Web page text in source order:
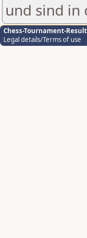
und sind in
Chess-Tournament-
Legal details/Terms of use